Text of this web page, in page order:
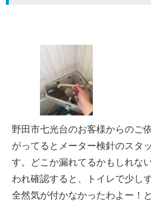
野田市七光台のお客様からのご
がってるとメーター検針のスタ
す。どこか漏れてるかもしれな
われ確認すると、トイレで少し
全然気が付かなかったわよー！と